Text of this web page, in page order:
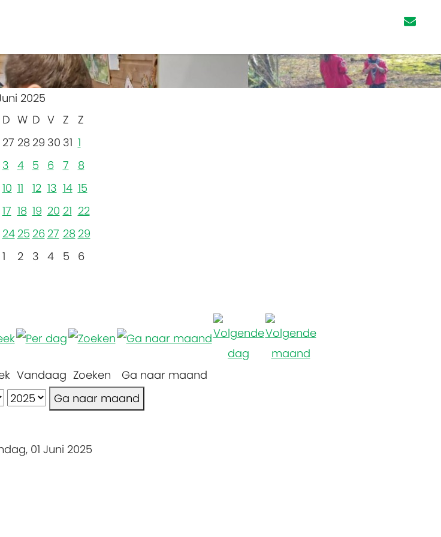
2025
D W D V Z
Z
27 28 29 30 31 1
3 4 5 6 7
8
10 11 12 13 14 15
17 18 19 20 21 22
24 25 26 27 28 29
1 2 3 4 5 6
Vandaag Zoeken
Ga naar maand
Ga naar maand
01 Juni 2025